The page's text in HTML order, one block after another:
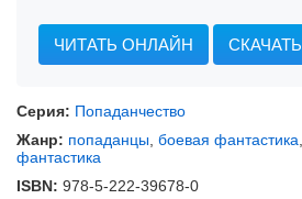
ЧИТАТЬ ОНЛАЙН СКАЧАТЬ
Серия: Попаданчество
Жанр: попаданцы боевая фантастика
фантастика
ISBN: 978-5-222-39678-0